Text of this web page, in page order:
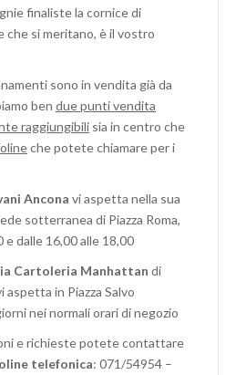
finaliste la cornice di
che si meritano, è il vostro
sono in vendita già da
ben due punti vendita
raggiungibili sia in centro che
che potete chiamare per i
Ancona vi aspetta nella sua
sotterranea di Piazza Roma,
e dalle 16,00 alle 18,00
Cartoleria Manhattan di
aspetta in Piazza Salvo
nei normali orari di negozio
e richieste potete contattare
telefonica: 071/54954 –